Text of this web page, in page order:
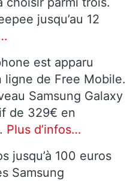
jusqu’au 12
est apparu
ligne de Free Mobile.
Samsung Galaxy
de 329€ en
Plus d’infos…
jusqu’à 100 euros
Samsung